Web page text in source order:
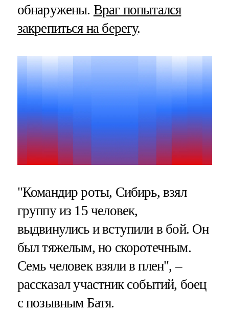
обнаружены. Враг попытался
закрепиться на берегу.
"Командир роты, Сибирь, взял
группу из 15 человек,
выдвинулись и вступили в бой. Он
был тяжелым, но скоротечным.
Семь человек взяли в плен", –
рассказал участник событий, боец
с позывным Батя.